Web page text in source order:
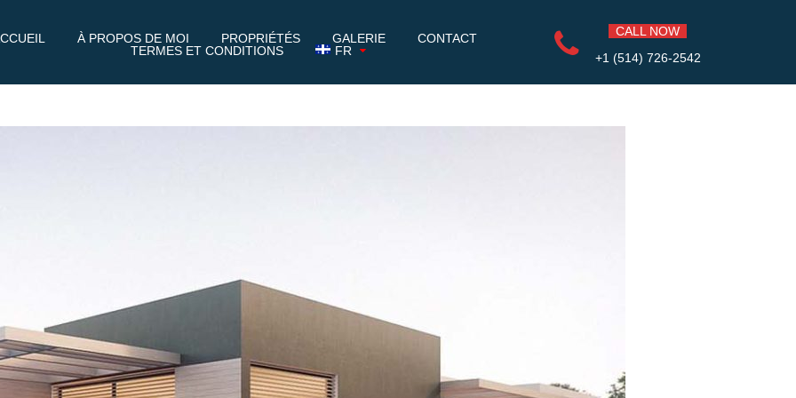
À PROPOS DE MOI PROPRIÉTÉS GALERIE
CONTACT
TERMES ET CONDITIONS
FR
CALL NOW
+1 (514) 726-2542